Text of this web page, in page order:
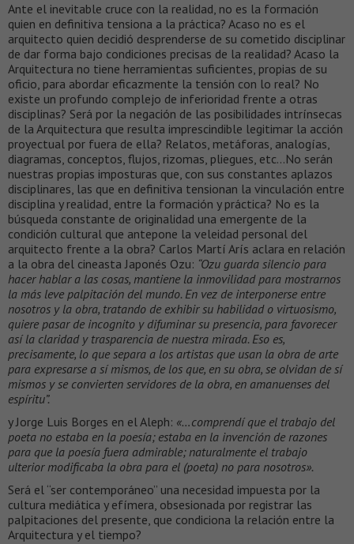
Ante el inevitable cruce con la realidad, no es la formación
quien en definitiva tensiona a la práctica? Acaso no es el
arquitecto quien decidió desprenderse de su cometido disciplinar
de dar forma bajo condiciones precisas de la realidad? Acaso la
Arquitectura no tiene herramientas suficientes, propias de su
oficio, para abordar eficazmente la tensión con lo real? No
existe un profundo complejo de inferioridad frente a otras
disciplinas? Será por la negación de las posibilidades intrínsecas
de la Arquitectura que resulta imprescindible legitimar la acción
proyectual por fuera de ella? Relatos, metáforas, analogías,
diagramas, conceptos, flujos, rizomas, pliegues, etc…No serán
nuestras propias imposturas que, con sus constantes aplazos
disciplinares, las que en definitiva tensionan la vinculación entre
disciplina y realidad, entre la formación y práctica? No es la
búsqueda constante de originalidad una emergente de la
condición cultural que antepone la veleidad personal del
arquitecto frente a la obra? Carlos Martí Arís aclara en relación
a la obra del cineasta Japonés Ozu: “Ozu guarda silencio para
hacer hablar a las cosas, mantiene la inmovilidad para mostrarnos
la más leve palpitación del mundo. En vez de interponerse entre
nosotros y la obra, tratando de exhibir su habilidad o virtuosismo,
quiere pasar de incognito y difuminar su presencia, para favorecer
así la claridad y trasparencia de nuestra mirada. Eso es,
precisamente, lo que separa a los artistas que usan la obra de arte
para expresarse a sí mismos, de los que, en su obra, se olvidan de sí
mismos y se convierten servidores de la obra, en amanuenses del
espíritu”.
y Jorge Luis Borges en el Aleph: «…comprendí que el trabajo del
poeta no estaba en la poesía; estaba en la invención de razones
para que la poesía fuera admirable; naturalmente el trabajo
ulterior modificaba la obra para el (poeta) no para nosotros».
Será el “ser contemporáneo” una necesidad impuesta por la
cultura mediática y efímera, obsesionada por registrar las
palpitaciones del presente, que condiciona la relación entre la
Arquitectura y el tiempo?